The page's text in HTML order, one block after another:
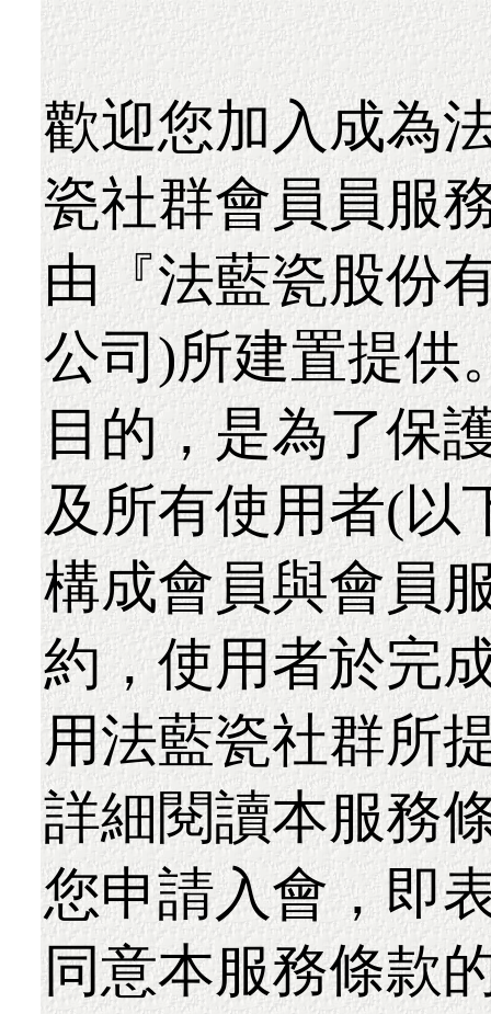
歡迎您加入成為
瓷社群會員員服
由『法藍瓷股份
公司)所建置提供
目的，是為了保
及所有使用者(以
構成會員與會員
約，使用者於完
用法藍瓷社群所
詳細閱讀本服務
您申請入會，即
同意本服務條款